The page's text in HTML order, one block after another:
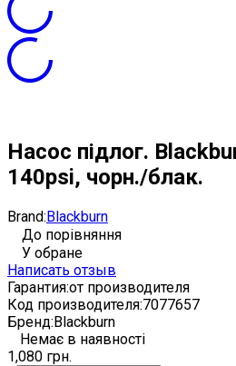
Насос підлог.
140psi, чорн./блак.
Brand:Blackburn
До порівняння
У обране
Написать отзыв
Гарантия:от производителя
Код производителя:7077657
Бренд:Blackburn
Немає в наявності
1,080 грн.